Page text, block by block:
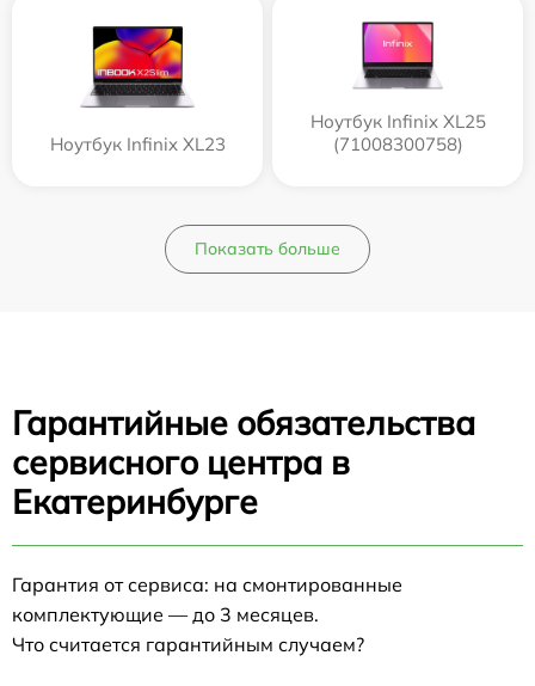
Ноутбук Infinix XL23
Ноутбук Infinix XL25
(71008300758)
Показать больше
Гарантийные обязательства
сервисного центра в
Екатеринбурге
Гарантия от сервиса: на смонтированные
комплектующие — до 3 месяцев.
Что считается гарантийным случаем?